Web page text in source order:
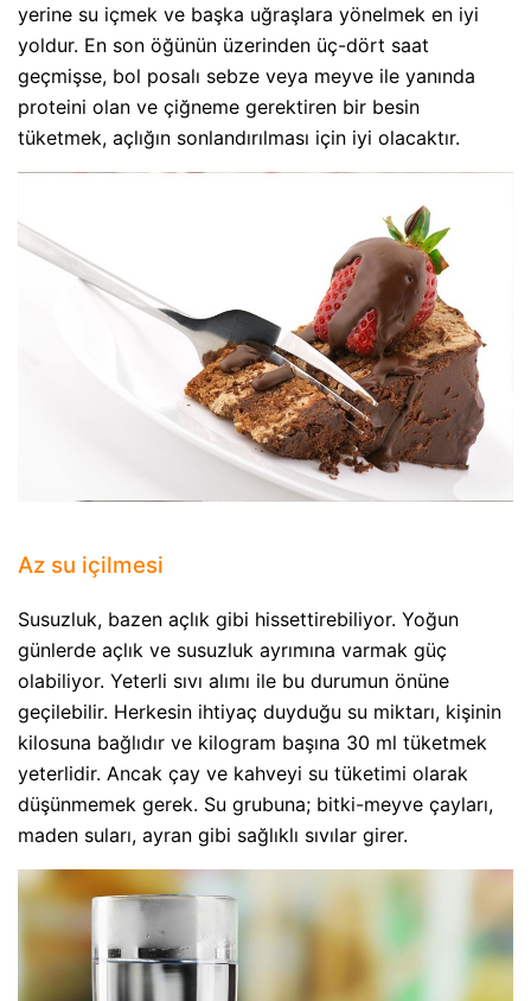
yerine su içmek ve başka uğraşlara yönelmek en iyi
yoldur. En son öğünün üzerinden üç-dört saat
geçmişse, bol posalı sebze veya meyve ile yanında
proteini olan ve çiğneme gerektiren bir besin
tüketmek, açlığın sonlandırılması için iyi olacaktır.
Az su içilmesi
Susuzluk, bazen açlık gibi hissettirebiliyor. Yoğun
günlerde açlık ve susuzluk ayrımına varmak güç
olabiliyor. Yeterli sıvı alımı ile bu durumun önüne
geçilebilir. Herkesin ihtiyaç duyduğu su miktarı, kişinin
kilosuna bağlıdır ve kilogram başına 30 ml tüketmek
yeterlidir. Ancak çay ve kahveyi su tüketimi olarak
düşünmemek gerek. Su grubuna; bitki-meyve çayları,
maden suları, ayran gibi sağlıklı sıvılar girer.